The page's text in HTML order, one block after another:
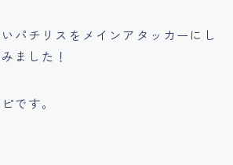
パチリスをメインアタッカーにし
ました！
です。